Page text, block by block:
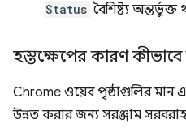
Status বৈশিষ্ট্য অন্তর্ভুক্ত
হস্তক্ষেপের কারণ কীভাবে
Chrome ওয়েব পৃষ্ঠাগুলির মান
উন্নত করার জন্য সরঞ্জাম